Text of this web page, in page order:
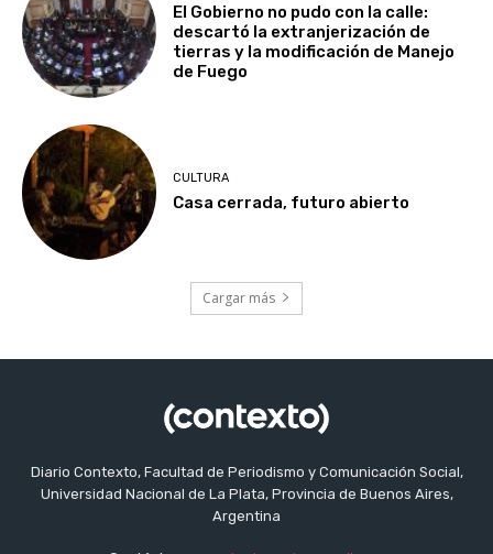
El Gobierno no pudo con la calle:
descartó la extranjerización de
tierras y la modificación de Manejo
de Fuego
CULTURA
Casa cerrada, futuro abierto
Cargar más
Diario Contexto, Facultad de Periodismo y Comunicación Social,
Universidad Nacional de La Plata, Provincia de Buenos Aires,
Argentina